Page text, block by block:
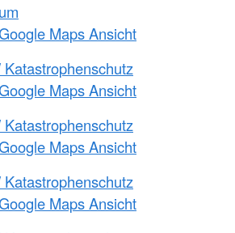
Maps Ansicht
Maps Ansicht
Maps Ansicht
Maps Ansicht